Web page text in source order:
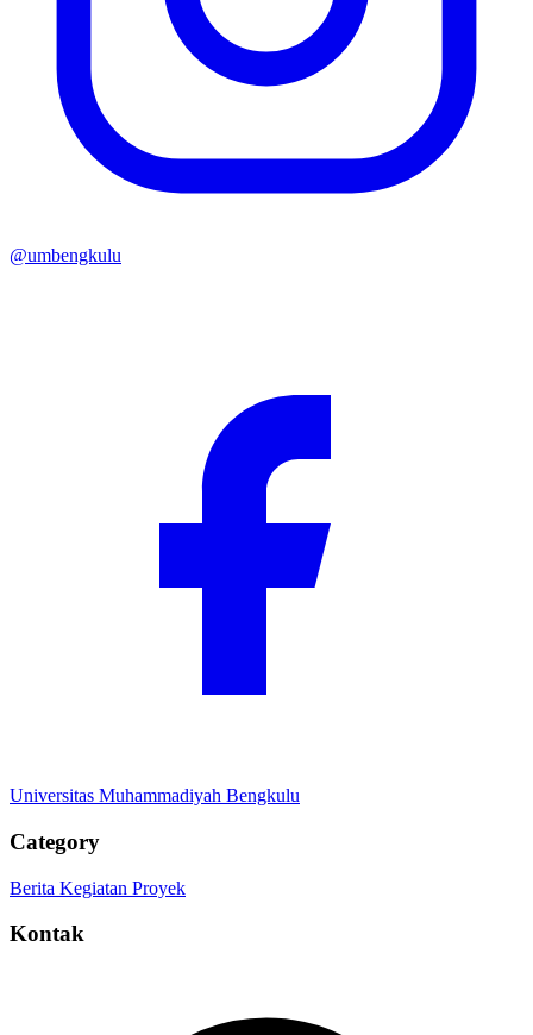
@umbengkulu
Universitas Muhammadiyah Bengkulu
Category
Berita Kegiatan Proyek
Kontak